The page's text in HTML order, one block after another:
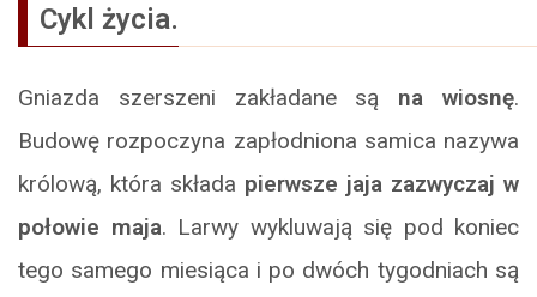
Cykl życia.
Gniazda szerszeni zakładane są na wiosnę.
Budowę rozpoczyna zapłodniona samica nazywa
królową, która składa pierwsze jaja zazwyczaj w
połowie maja. Larwy wykluwają się pod koniec
tego samego miesiąca i po dwóch tygodniach są